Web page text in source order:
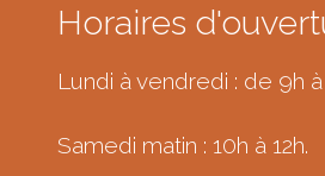
Horaires
Lundi à vendredi : de 9h à
Samedi matin : 10h à 12h.